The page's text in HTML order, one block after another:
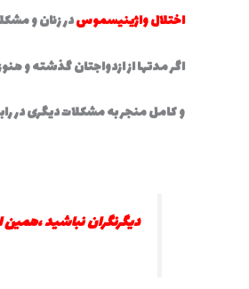
اختلال واژینیسموسدر زنان و
اگر مدتها از ازدواجتان گذشته و
و کامل منجر به مشکلات دیگری در
دیگرنگران نباشید ،همین